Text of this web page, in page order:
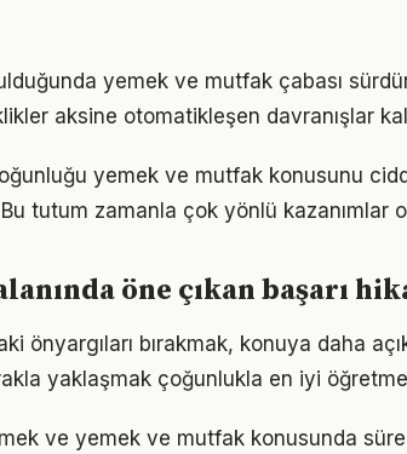
yemek ve mutfak çabası
aksine otomatikleşen davranışlar
yemek ve mutfak konusunu
Bu tutum zamanla çok yönlü kazanımlar
öne çıkan başarı
önyargıları bırakmak, konuya daha
yaklaşmak çoğunlukla en iyi
ve yemek ve mutfak konusunda